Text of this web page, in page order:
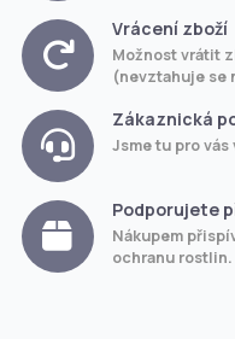
Vrácení zboží
Možnost vrátit
(nevztahuje se
Zákaznická
Jsme tu pro vás
Podporujete
Nákupem
ochranu rostlin.